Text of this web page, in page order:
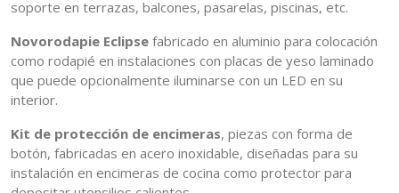
soporte en terrazas, balcones, pasarelas, piscinas, etc.
Novorodapie Eclipse fabricado en aluminio para colocación
como rodapié en instalaciones con placas de yeso laminado
que puede opcionalmente iluminarse con un LED en su
interior.
Kit de protección de encimeras, piezas con forma de
botón, fabricadas en acero inoxidable, diseñadas para su
instalación en encimeras de cocina como protector para